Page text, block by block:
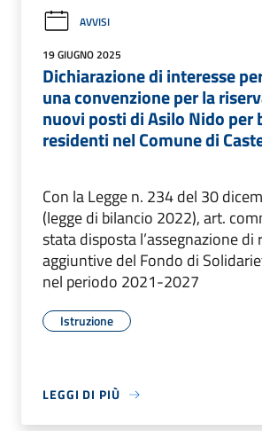
AVVISI
19 GIUGNO 2025
Dichiarazione di interesse
una convenzione per la
nuovi posti di Asilo Nido per
residenti nel Comune di
Con la Legge n. 234 del 30
(legge di bilancio 2022), art.
stata disposta l’assegnazione di
aggiuntive del Fondo di
nel periodo 2021-2027
Istruzione
LEGGI DI PIÙ